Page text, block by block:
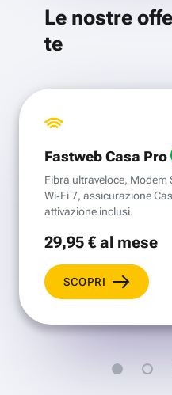
Le nostre
te
Fastweb Casa Pro
Fibra ultraveloce, Modem
Wi‑Fi 7, assicurazione
attivazione inclusi.
29,95 €al mese
SCOPRI